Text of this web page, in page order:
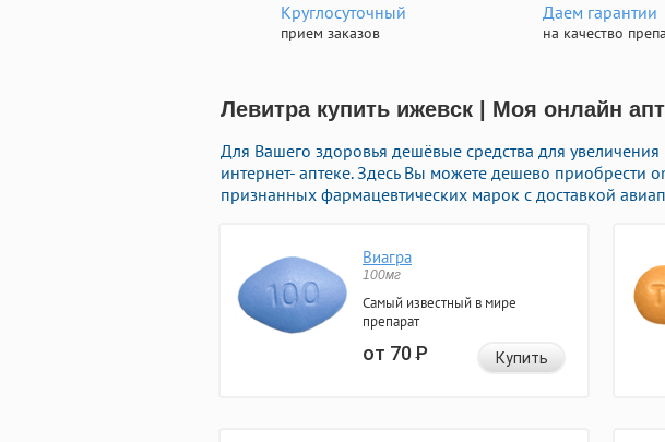
Круглосуточный
прием заказов
Даем гарантии
на качество
Левитра купить ижевск | Моя онлайн
Для Вашего здоровья дешёвые средства для
интернет- аптеке. Здесь Вы можете дешево приобрести
признанных фармацевтических марок с доставкой
Виагра
100мг
Самый известный в мире
препарат
от 70Р Купить